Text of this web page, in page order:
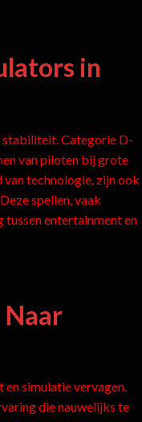
in
stabiliteit. Categorie D-
van piloten bij grote
technologie, zijn ook
spellen, vaak
tussen entertainment en
Naar
simulatie vervagen.
die nauwelijks te